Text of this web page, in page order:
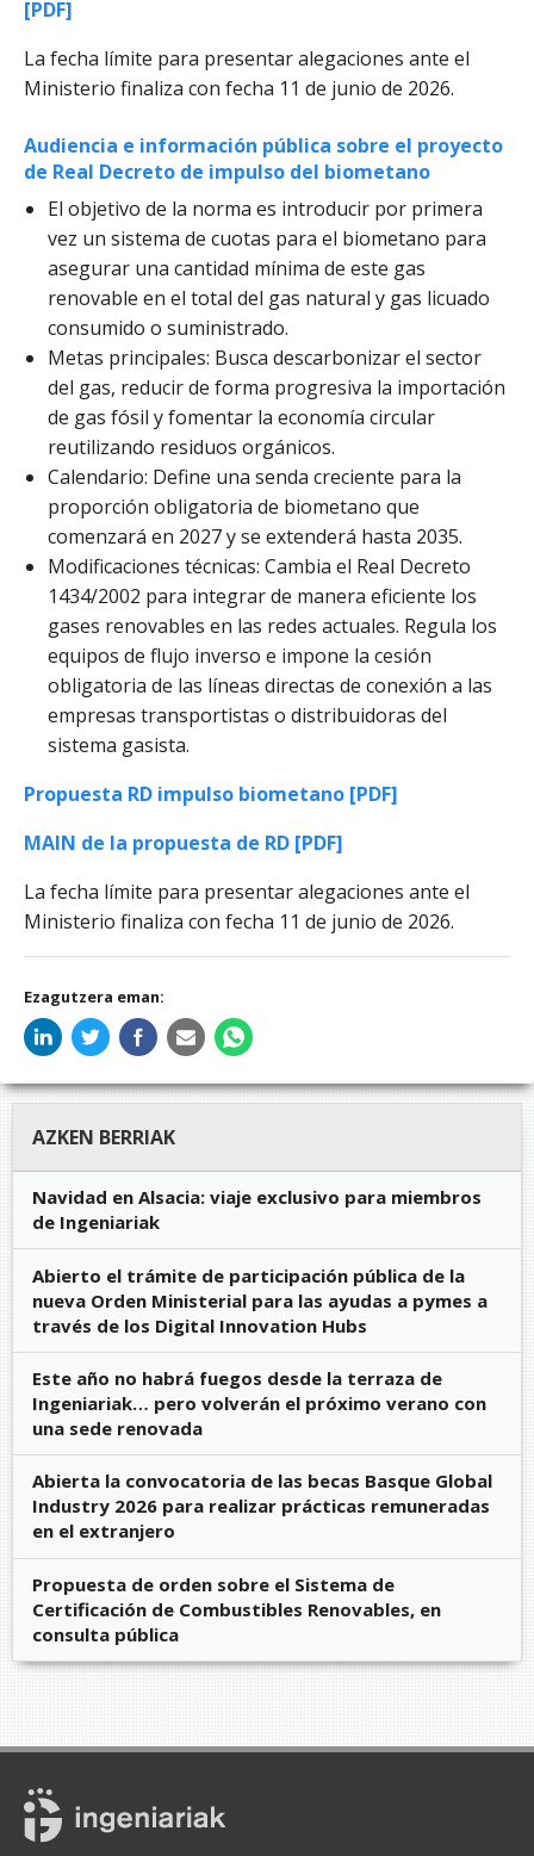
[PDF]
La fecha límite para presentar alegaciones ante el
Ministerio finaliza con fecha 11 de junio de 2026.
Audiencia e información pública sobre el proyecto
de Real Decreto de impulso del biometano
El objetivo de la norma es introducir por primera
vez un sistema de cuotas para el biometano para
asegurar una cantidad mínima de este gas
renovable en el total del gas natural y gas licuado
consumido o suministrado.
Metas principales: Busca descarbonizar el sector
del gas, reducir de forma progresiva la importación
de gas fósil y fomentar la economía circular
reutilizando residuos orgánicos.
Calendario: Define una senda creciente para la
proporción obligatoria de biometano que
comenzará en 2027 y se extenderá hasta 2035.
Modificaciones técnicas: Cambia el Real Decreto
1434/2002 para integrar de manera eficiente los
gases renovables en las redes actuales. Regula los
equipos de flujo inverso e impone la cesión
obligatoria de las líneas directas de conexión a las
empresas transportistas o distribuidoras del
sistema gasista.
Propuesta RD impulso biometano [PDF]
MAIN de la propuesta de RD [PDF]
La fecha límite para presentar alegaciones ante el
Ministerio finaliza con fecha 11 de junio de 2026.
Ezagutzera eman:
AZKEN BERRIAK
Navidad en Alsacia: viaje exclusivo para miembros
de Ingeniariak
Abierto el trámite de participación pública de la
nueva Orden Ministerial para las ayudas a pymes a
través de los Digital Innovation Hubs
Este año no habrá fuegos desde la terraza de
Ingeniariak… pero volverán el próximo verano con
una sede renovada
Abierta la convocatoria de las becas Basque Global
Industry 2026 para realizar prácticas remuneradas
en el extranjero
Propuesta de orden sobre el Sistema de
Certificación de Combustibles Renovables, en
consulta pública